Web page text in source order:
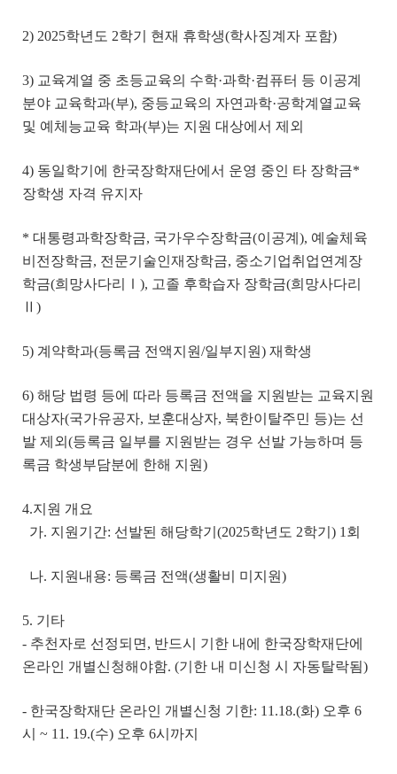
2) 2025학년도 2학기 현재 휴학생(학사징계자 포함)
3) 교육계열 중 초등교육의 수학·과학·컴퓨터 등 이공계
분야 교육학과(부), 중등교육의 자연과학·공학계열교육
및 예체능교육 학과(부)는 지원 대상에서 제외
4) 동일학기에 한국장학재단에서 운영 중인 타 장학금*
장학생 자격 유지자
* 대통령과학장학금, 국가우수장학금(이공계), 예술체육
비전장학금, 전문기술인재장학금, 중소기업취업연계장
학금(희망사다리Ⅰ), 고졸 후학습자 장학금(희망사다리
Ⅱ)
5) 계약학과(등록금 전액지원/일부지원) 재학생
6) 해당 법령 등에 따라 등록금 전액을 지원받는 교육지원
대상자(국가유공자, 보훈대상자, 북한이탈주민 등)는 선
발 제외(등록금 일부를 지원받는 경우 선발 가능하며 등
록금 학생부담분에 한해 지원)
4.지원 개요
가. 지원기간: 선발된 해당학기(2025학년도 2학기) 1회
나. 지원내용: 등록금 전액(생활비 미지원)
5. 기타
- 추천자로 선정되면, 반드시 기한 내에 한국장학재단에
온라인 개별신청해야함. (기한 내 미신청 시 자동탈락됨)
- 한국장학재단 온라인 개별신청 기한: 11.18.(화) 오후 6
시 ~ 11. 19.(수) 오후 6시까지